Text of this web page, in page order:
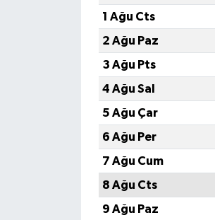
1 Ağu Cts
2 Ağu Paz
3 Ağu Pts
4 Ağu Sal
5 Ağu Çar
6 Ağu Per
7 Ağu Cum
8 Ağu Cts
9 Ağu Paz